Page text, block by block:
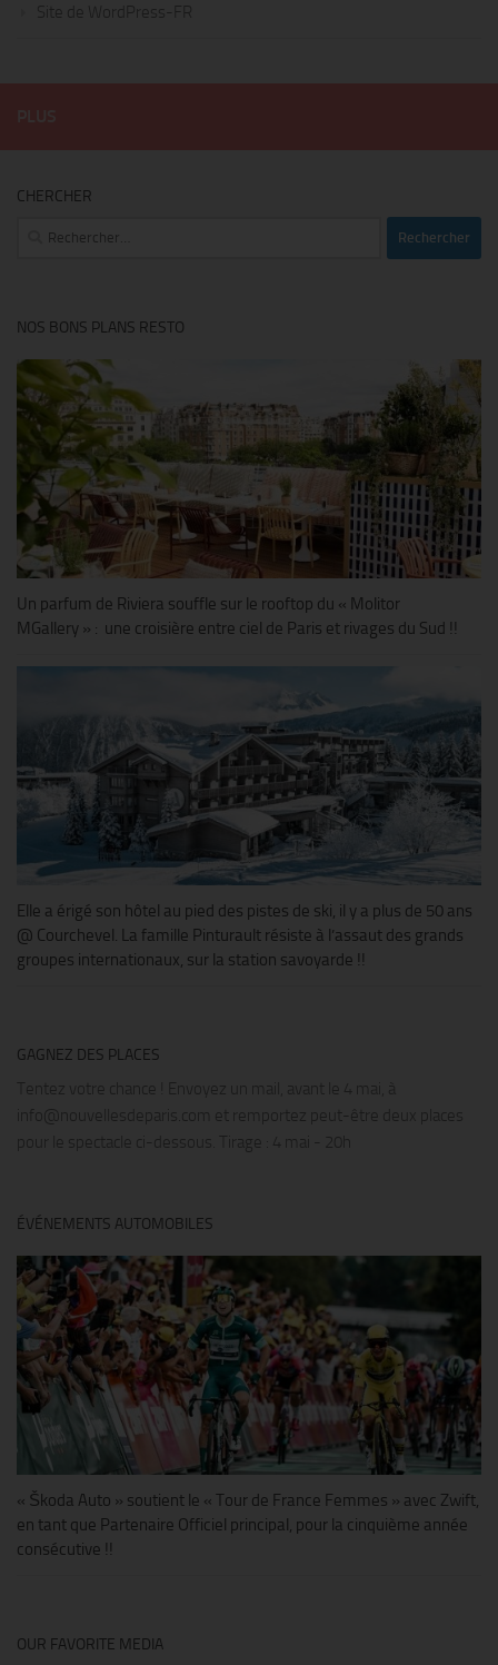
Site de WordPress-FR
CHERCHER
Rechercher :
NOS BONS PLANS RESTO
Un parfum de Riviera souffle sur le rooftop du « Molitor
MGallery » : une croisière entre ciel de Paris et rivages du Sud !!
Elle a érigé son hôtel au pied des pistes de ski, il y a plus de 50 ans
@ Courchevel. La famille Pinturault résiste à l’assaut des grands
groupes internationaux, sur la station savoyarde !!
GAGNEZ DES PLACES
Tentez votre chance ! Envoyez un mail, avant le 4 mai, à
info@nouvellesdeparis.com et remportez peut-être deux places
pour le spectacle ci-dessous. Tirage : 4 mai - 20h
ÉVÉNEMENTS AUTOMOBILES
« Škoda Auto » soutient le « Tour de France Femmes » avec Zwift,
en tant que Partenaire Officiel principal, pour la cinquième année
consécutive !!
OUR FAVORITE MEDIA